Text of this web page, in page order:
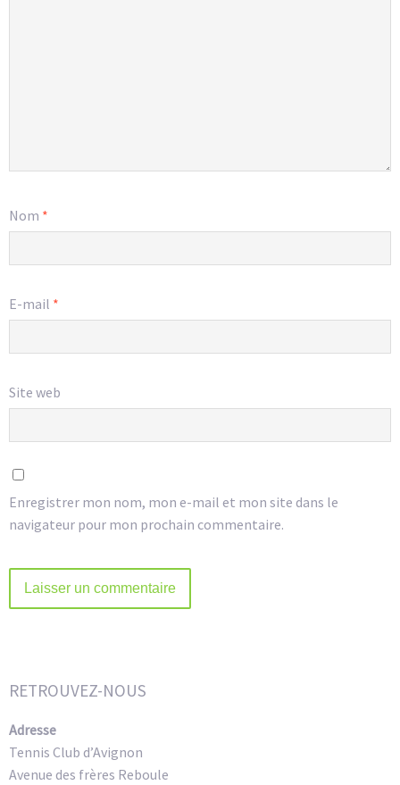
Nom *
E-mail *
Site web
Enregistrer mon nom, mon e-mail et mon site dans le
navigateur pour mon prochain commentaire.
RETROUVEZ-NOUS
Adresse
Tennis Club d’Avignon
Avenue des frères Reboule